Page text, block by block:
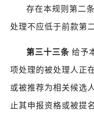
存在本规则第二
处理不应低于前款第
第三十三条 给予
项处理的被处理人正
或被推荐为相关候选
止其申报资格或被提